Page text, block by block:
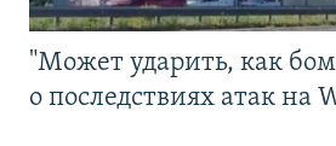
"Может ударить, как
о последствиях атак на